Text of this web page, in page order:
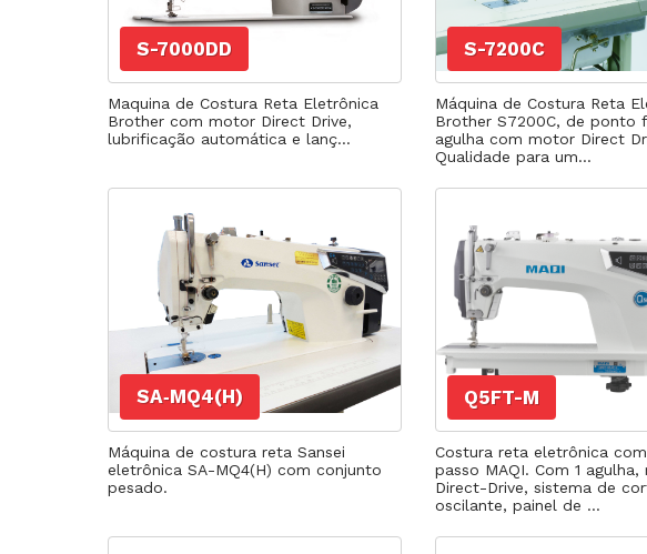
Fechadeira
Fechadeira Boca de Saco
Filigrana
S-7000DD
Maquina de Costura Reta Eletrônica
Brother com motor Direct Drive,
lubrificação automática e lanç...
S-7200C
Máquina de Costura Reta
Brother S7200C, de ponto
agulha com motor Direct
Qualidade para um...
SA‐MQ4(H)
Máquina de costura reta Sansei
eletrônica SA-MQ4(H) com conjunto
pesado.
Q5FT-M
Costura reta eletrônica
passo MAQI. Com 1
Direct-Drive, sistema de
oscilante, painel de ...